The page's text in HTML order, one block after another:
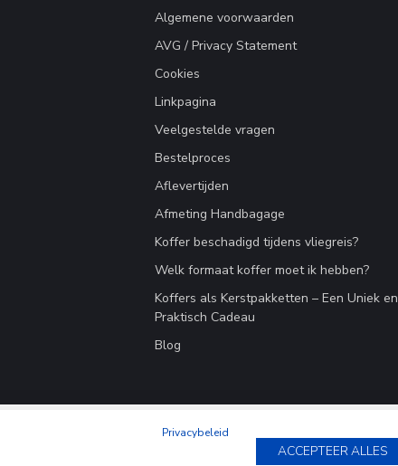
Algemene voorwaarden
AVG / Privacy Statement
Cookies
Linkpagina
Veelgestelde vragen
Bestelproces
Aflevertijden
Afmeting Handbagage
Koffer beschadigd tijdens vliegreis?
Welk formaat koffer moet ik hebben?
Koffers als Kerstpakketten – Een Uniek en
Praktisch Cadeau
Blog
Privacybeleid
ACCEPTEER ALLES